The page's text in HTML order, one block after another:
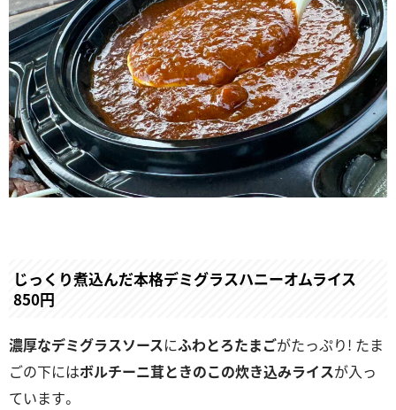
じっくり煮込んだ本格デミグラスハニーオムライス
850円
濃厚なデミグラスソースにふわとろたまごがたっぷり! たま
ごの下にはボルチーニ茸ときのこの炊き込みライスが入っ
ています。